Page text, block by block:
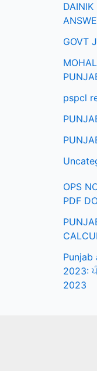
DAINIK
GOVT
pspcl
OPS
PDF
2023:
2023